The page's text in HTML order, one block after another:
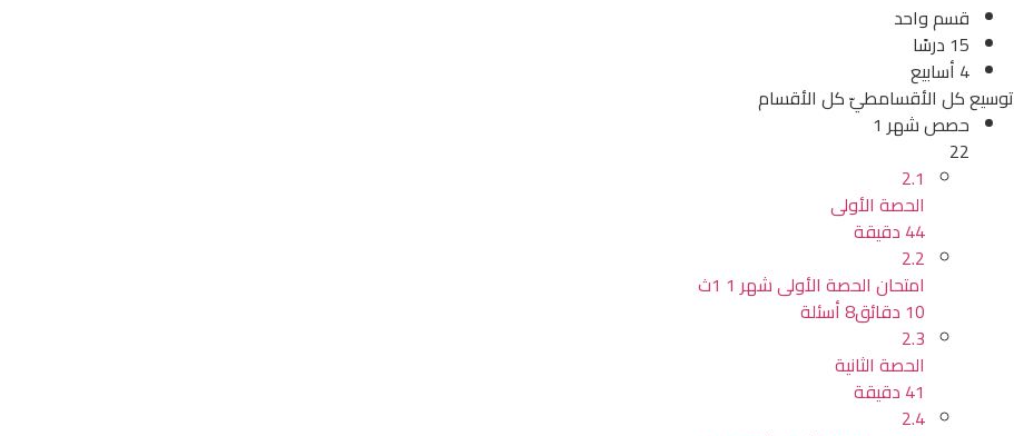
قسم واحد
15 درسًا
4 أسابيع
توسيع كل الأقسامطيّ كل الأقسام
حصص شهر 1
22
2.1
الحصة الأولى
44 دقيقة
2.2
امتحان الحصة الأولى شهر 1 1ث
10 دقائق
8 أسئلة
2.3
الحصة الثانية
41 دقيقة
2.4